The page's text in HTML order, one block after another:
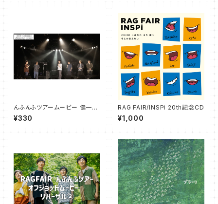
んふんふツアームービー 健一ん
ふんふ説明編 02
¥330
RAG FAIR/INSPi 20th記念CD
¥1,000